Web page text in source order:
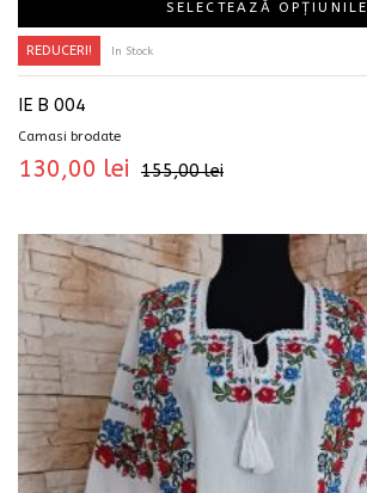
SELECTEAZĂ OPȚIUNILE
REDUCERI! In Stock
IE B 004
Camasi brodate
155,00lei
130,00 lei